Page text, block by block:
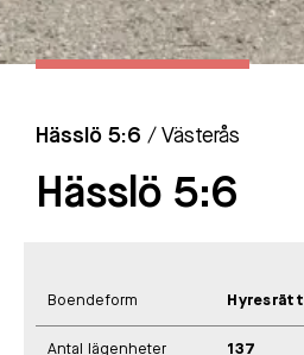
Hässlö 5:6 / Västerås
Hässlö 5:6
Boendeform Hyresrätt
Antal lägenheter 137